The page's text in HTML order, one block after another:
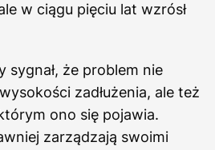
w ciągu pięciu lat wzrósł
sygnał, że problem nie
zadłużenia, ale też
ono się pojawia.
zarządzają swoimi